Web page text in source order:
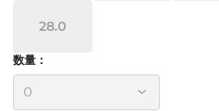
28.0
数量：